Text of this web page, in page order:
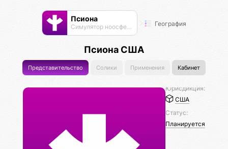
Псиона
Cимулятор ноосферы География
Псиона США
Представительство Солики Применения Кабинет
Юрисдикция:
США
Статус:
Планируется